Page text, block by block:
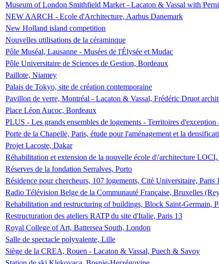
Museum of London Smithfield Market - Lacaton & Vassal with
NEW AARCH - Ecole d'Architecture, Aarhus Danemark
New Holland island competition
Nouvelles utilisations de la céraminque
Pôle Muséal, Lausanne - Musées de l'Élysée et Mudac
Pôle Universitaire de Sciences de Gestion, Bordeaux
Paillote, Niamey
Palais de Tokyo, site de création contemporaine
Pavillon de verre, Montréal - Lacaton & Vassal, Frédéric Druot
Place Léon Aucoc, Bordeaux
PLUS - Les grands ensembles de logements - Territoires
Porte de la Chapelle, Paris, étude pour l'aménagement et la
Projet Lacoste, Dakar
Réhabilitation et extension de la nouvelle école d\'architecture
Réserves de la fondation Serralves, Porto
Résidence pour chercheurs, 107 logements, Cité Universitaire, Paris
Radio Télévision Belge de la Communauté Française, Bruxelles
Rehabilitation and restructuring of buildings, Block Saint-Germain,
Restructuration des ateliers RATP du site d'Italie, Paris 13
Royal College of Art, Battersea South, London
Salle de spectacle polyvalente, Lille
Siège de la CREA, Rouen - Lacaton & Vassal, Puech & Savoy